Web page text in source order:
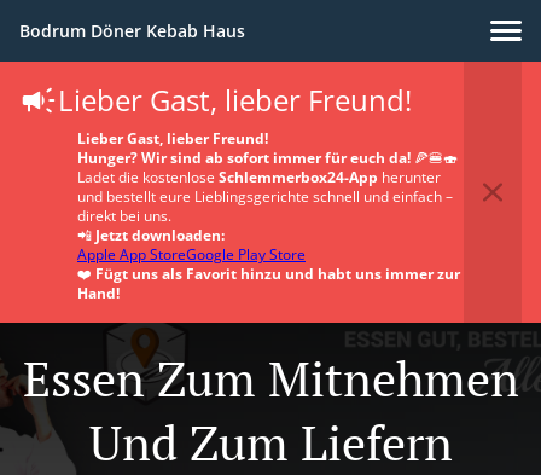
Bodrum Döner Kebab Haus
Lieber Gast, lieber Freund!
Lieber Gast, lieber Freund!
Hunger? Wir sind ab sofort immer für euch da! 🍕🍔🍣
Ladet die kostenlose Schlemmerbox24-App herunter
und bestellt eure Lieblingsgerichte schnell und einfach –
direkt bei uns.
📲 Jetzt downloaden:
Apple App StoreGoogle Play Store
❤️ Fügt uns als Favorit hinzu und habt uns immer zur
Hand!
Essen Zum Mitnehmen
Und Zum Liefern